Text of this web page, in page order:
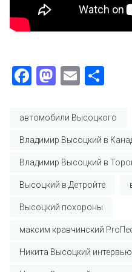
Facebook
Mastodon
Email
автомобили Высоцкого
Владимир Высоцкий в
Владимир Высоцкий в
Высоцкий в Детройте
Высоцкий похороны
максим кравчинский
Никита Высоцкий интервью